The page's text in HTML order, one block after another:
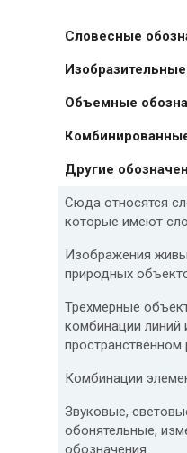
Словесные
Объемные
Другие
Сюда относятся
которые имеют
Изображения
природных
Трехмерные
комбинации линий
Комбинации
Звуковые,
обонятельные,
обозначения